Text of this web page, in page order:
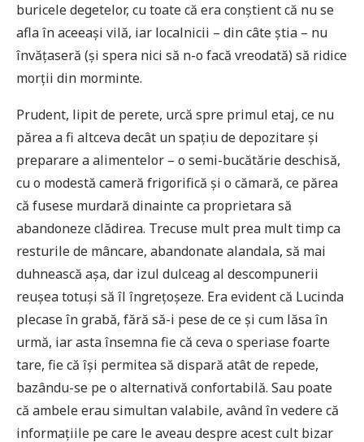
buricele degetelor, cu toate că era conștient că nu se
afla în aceeași vilă, iar localnicii – din câte știa – nu
învățaseră (și spera nici să n-o facă vreodată) să ridice
morții din morminte.
Prudent, lipit de perete, urcă spre primul etaj, ce nu
părea a fi altceva decât un spațiu de depozitare și
preparare a alimentelor – o semi-bucătărie deschisă,
cu o modestă cameră frigorifică și o cămară, ce părea
că fusese murdară dinainte ca proprietara să
abandoneze clădirea. Trecuse mult prea mult timp ca
resturile de mâncare, abandonate alandala, să mai
duhnească așa, dar izul dulceag al descompunerii
reușea totuși să îl îngrețoșeze. Era evident că Lucinda
plecase în grabă, fără să-i pese de ce și cum lăsa în
urmă, iar asta însemna fie că ceva o speriase foarte
tare, fie că își permitea să dispară atât de repede,
bazându-se pe o alternativă confortabilă. Sau poate
că ambele erau simultan valabile, având în vedere că
informațiile pe care le aveau despre acest cult bizar